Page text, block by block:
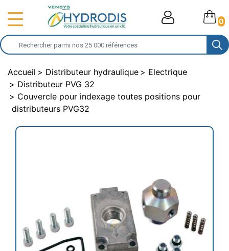
0
Accueil Distributeur hydraulique
Electrique
Distributeur PVG 32
Couvercle pour indexage toutes positions pour
distributeurs PVG32